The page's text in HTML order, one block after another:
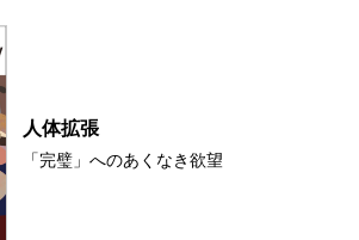
人体拡張
「完璧」へのあくなき欲望